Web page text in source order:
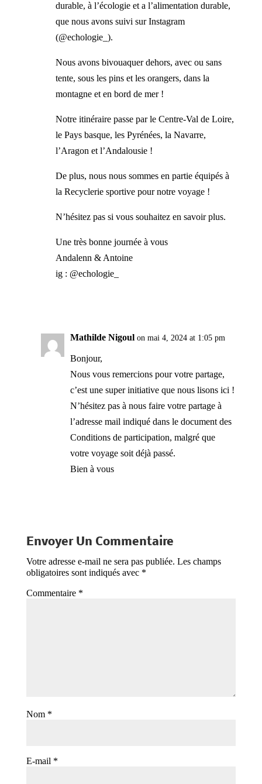
durable, à l’écologie et a l’alimentation durable,
que nous avons suivi sur Instagram
(@echologie_).
Nous avons bivouaquer dehors, avec ou sans
tente, sous les pins et les orangers, dans la
montagne et en bord de mer !
Notre itinéraire passe par le Centre-Val de Loire,
le Pays basque, les Pyrénées, la Navarre,
l’Aragon et l’Andalousie !
De plus, nous nous sommes en partie équipés à
la Recyclerie sportive pour notre voyage !
N’hésitez pas si vous souhaitez en savoir plus.
Une très bonne journée à vous
Andalenn & Antoine
ig : @echologie_
Mathilde Nigoul on mai 4, 2024 at 1:05 pm
Bonjour,
Nous vous remercions pour votre partage,
c’est une super initiative que nous lisons ici !
N’hésitez pas à nous faire votre partage à
l’adresse mail indiqué dans le document des
Conditions de participation, malgré que
votre voyage soit déjà passé.
Bien à vous
Envoyer Un Commentaire
Votre adresse e-mail ne sera pas publiée. Les champs
obligatoires sont indiqués avec *
Commentaire *
Nom *
E-mail *